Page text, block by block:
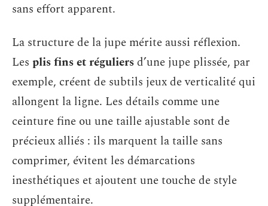
sans effort apparent.
La structure de la jupe mérite aussi réflexion.
Les plis fins et réguliersd’une jupe plissée, par
exemple, créent de subtils jeux de verticalité qui
allongent la ligne. Les détails comme une
ceinture fine ou une taille ajustable sont de
précieux alliés : ils marquent la taille sans
comprimer, évitent les démarcations
inesthétiques et ajoutent une touche de style
supplémentaire.